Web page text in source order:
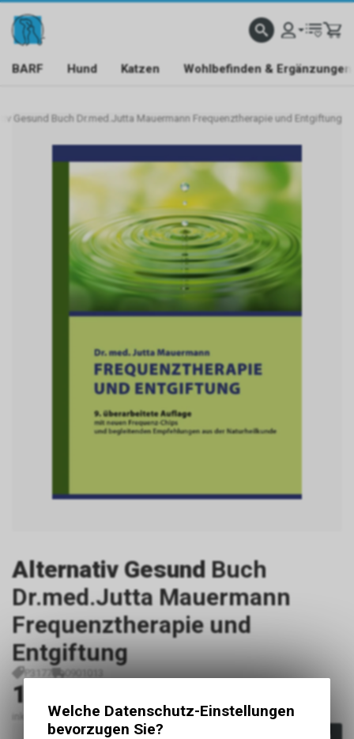
BARF Hund Katzen Wohlbefinden & Ergänzungen
Gesund Buch Dr.med.Jutta Mauermann Frequenztherapie und Entgiftung
Alternativ Gesund Buch
Dr.med.Jutta Mauermann
Frequenztherapie und
Entgiftung
P3177 0901013
15.20
inkl. MwSt., zzgl. Versandkosten
Welche Datenschutz-Einstellungen
bevorzugen Sie?